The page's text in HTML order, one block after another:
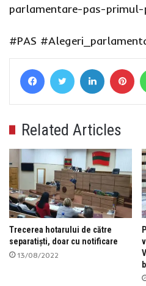
parlamentare-pas-
#PAS
FacebookTwitter LinkedIn
Related Articles
Trecerea hotarului de către
separatiști, doar cu notificare
13/08/2022